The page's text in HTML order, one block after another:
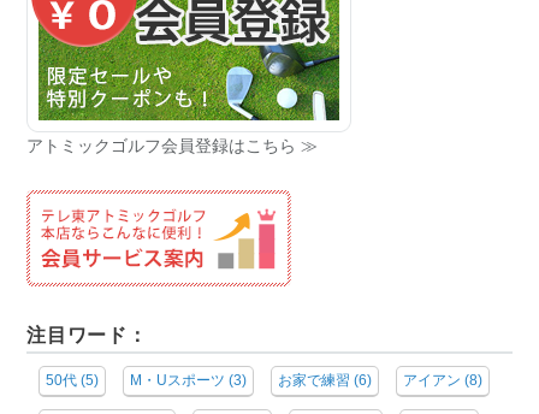
アトミックゴルフ会員登録はこちら ≫
注目ワード：
50代 (5) M・Uスポーツ (3) お家で練習 (6) アイアン (8)